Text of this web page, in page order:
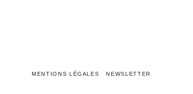
MENTIONS LÉGALES NEWSLETTER